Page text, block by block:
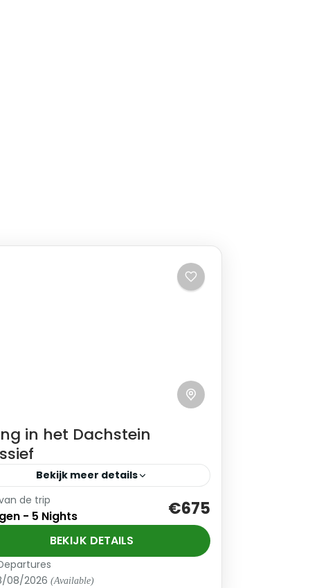
in het Dachstein
Bekijk meer details
deze reis boeken speciaal voor
groep. Neem contact op voor de
Reisperiode: mei t/m
Prijs is een indicatie en
van het...
de trip
- 5 Nights €675
BEKIJK DETAILS
08/2026(Available)